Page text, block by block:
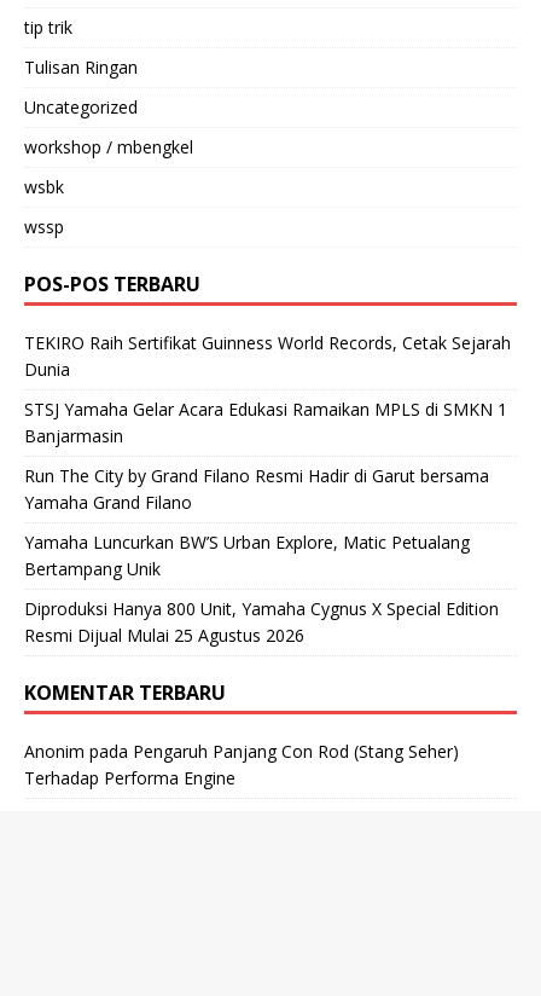
tip trik
Tulisan Ringan
Uncategorized
workshop / mbengkel
wsbk
wssp
POS-POS TERBARU
TEKIRO Raih Sertifikat Guinness World Records, Cetak Sejarah
Dunia
STSJ Yamaha Gelar Acara Edukasi Ramaikan MPLS di SMKN 1
Banjarmasin
Run The City by Grand Filano Resmi Hadir di Garut bersama
Yamaha Grand Filano
Yamaha Luncurkan BW’S Urban Explore, Matic Petualang
Bertampang Unik
Diproduksi Hanya 800 Unit, Yamaha Cygnus X Special Edition
Resmi Dijual Mulai 25 Agustus 2026
KOMENTAR TERBARU
Anonim pada Pengaruh Panjang Con Rod (Stang Seher)
Terhadap Performa Engine